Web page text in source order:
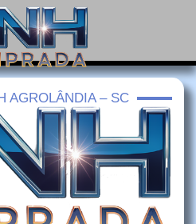
AGROLÂNDIA – SC